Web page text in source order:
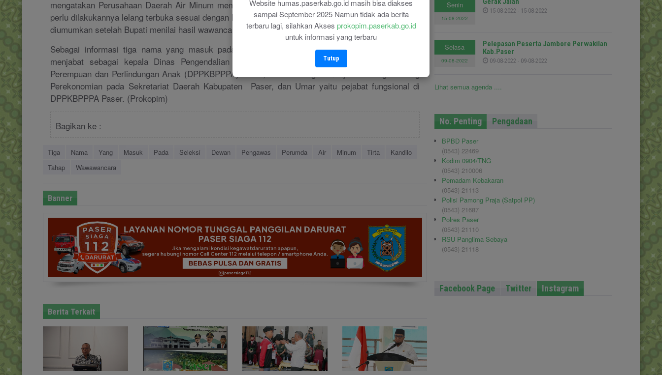
Website humas.paserkab.go.id masih bisa diakses
sampai September 2025 Namun tidak ada berita
terbaru lagi, silahkan Akses prokopim.paserkab.go.id
untuk informasi yang terbaru
Tutup
mengatakan Perusahaan Daerah Air Minum memerlukan Dewan Pengawas yang definitif sehingga
perlu dilakukannya lelang terbuka sesuai dengan ketentuan, “segera nanti pengumuman terpilih akan
diumumkan setelah Bupati menilai hasil wawancara dan tahapan seleksi," terang Asisten Ekbang.
Sebagai informasi tiga nama yang masuk pada tahapan wawancara adalah Amir Faisol yang
menjabat sebagai kepala Dinas Pengendalian Penduduk, Keluarga Berencana, Pemberdayaan
Perempuan dan Perlindungan Anak (DPPKBPPPA) Paser, Paulus Margita menjabat sebagai Kabag
Perekonomian pada Sekretariat Daerah Kabupaten Paser, dan Umar yaitu pejabat fungsional di
DPPKBPPPA Paser. (Prokopim)
Bagikan ke :
Tiga Nama Yang Masuk Pada Seleksi Dewan Pengawas Perumda Air Minum Tirta
Kandilo
Tahap
Wawawancara
Banner
Berita Terkait
Senin
15-08-2022
15-08-2022 - 15-08-2022
Selasa
09-08-2022
Pelepasan Peserta Jambore Perwakilan
Kab.Paser
09-08-2022 - 09-08-2022
Lihat semua agenda ....
No. Penting Pengadaan
BPBD Paser
(0543) 22469
Kodim 0904/TNG
(0543) 210006
Pemadam Kebakaran
(0543) 21113
Polisi Pamong Praja (Satpol PP)
(0543) 21687
Polres Paser
(0543) 21110
RSU Panglima Sebaya
(0543) 21118
Facebook Page Twitter Instagram